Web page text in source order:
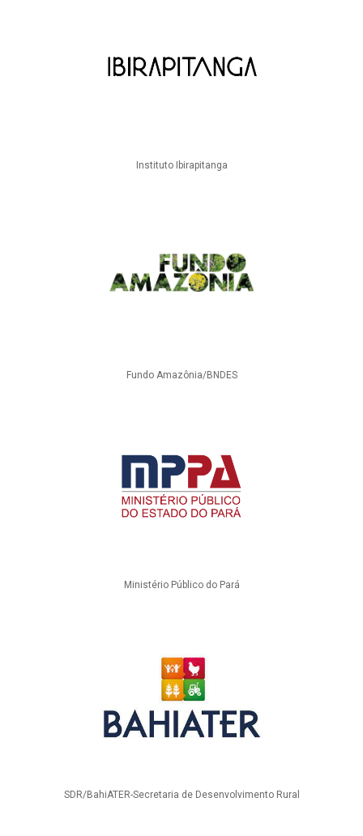
Instituto Ibirapitanga
Fundo Amazônia/BNDES
Ministério Público do Pará
SDR/BahiATER-Secretaria de Desenvolvimento Rural